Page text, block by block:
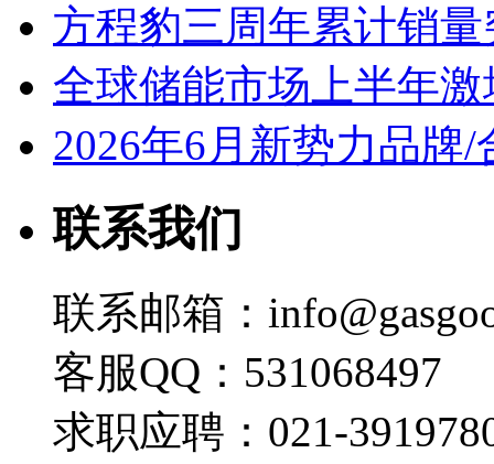
方程豹三周年累计销
全球储能市场上半年激
2026年6月新势力品牌
联系我们
联系邮箱：
客服QQ：531068497
求职应聘：021-